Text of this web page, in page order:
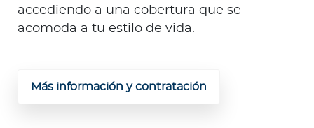
Red de Salud
accediendo a una cobertura que se
acomoda a tu estilo de vida.
Más información y contratación